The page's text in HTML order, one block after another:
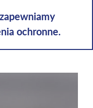
ochronne.